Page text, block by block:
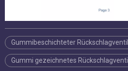
Gummibeschichteter Rückschlagventil
Gummi gezeichnetes Rückschlagventil